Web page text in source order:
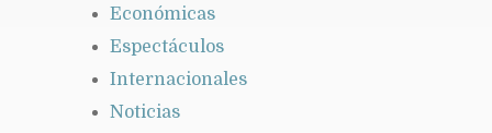
Económicas
Espectáculos
Internacionales
Noticias